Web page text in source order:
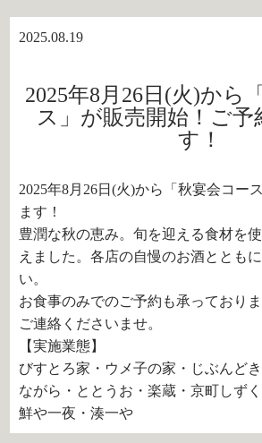
2025.08.19
2025年8月26日(火)から
ス」が販売開始！ご予
す！
2025年8月26日(火)から「秋宴会コー
ます！
豊潤な秋の恵み。旬を迎える食材を
えました。各店の自慢のお酒ととも
い。
お食事のみでのご予約も承っており
ご連絡くださいませ。
【実施業態】
びすとろ家・ウメ子の家・じぶんど
ながら・ととうお・楽蔵・京町しず
鮮や一夜・湊一や